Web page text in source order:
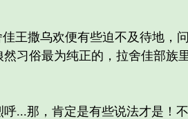
撒乌欢便有些迫不及待地，
习俗最为纯正的，拉舍佳部族
那，肯定是有些说法才是！